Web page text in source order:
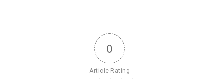
0
Article Rating